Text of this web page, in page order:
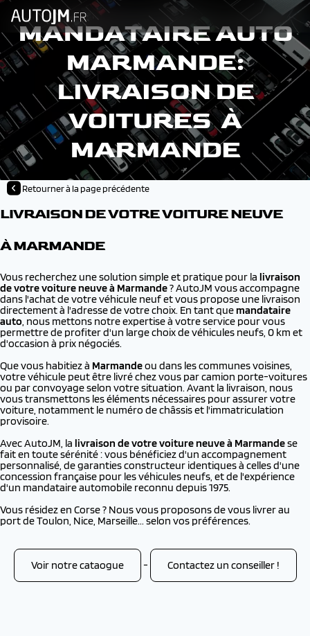
MANDATAIRE AUTO
MARMANDE:
LIVRAISON DE
VOITURES À
MARMANDE
Retourner à la page précédente
LIVRAISON DE VOTRE VOITURE NEUVE
À MARMANDE
Vous recherchez une solution simple et pratique pour la livraison
de votre voiture neuve à Marmande? AutoJM vous accompagne
dans l'achat de votre véhicule neuf et vous propose une livraison
directement à l'adresse de votre choix. En tant quemandataire
auto, nous mettons notre expertise à votre service pour vous
permettre de profiter d'un large choix de véhicules neufs, 0 km et
d'occasion à prix négociés.
Que vous habitiez à Marmandeou dans les communes voisines,
votre véhicule peut être livré chez vous par camion porte-voitures
ou par convoyage selon votre situation. Avant la livraison, nous
vous transmettons les éléments nécessaires pour assurer votre
voiture, notamment le numéro de châssis et l'immatriculation
provisoire.
Avec AutoJM, la livraison de votre voiture neuve à Marmandese
fait en toute sérénité : vous bénéficiez d'un accompagnement
personnalisé, de garanties constructeur identiques à celles d'une
concession française pour les véhicules neufs, et de l'expérience
d'un mandataire automobile reconnu depuis 1975.
Vous résidez en Corse ? Nous vous proposons de vous livrer au
port de Toulon, Nice, Marseille... selon vos préférences.
Voir notre cataogue - Contactez un conseiller !